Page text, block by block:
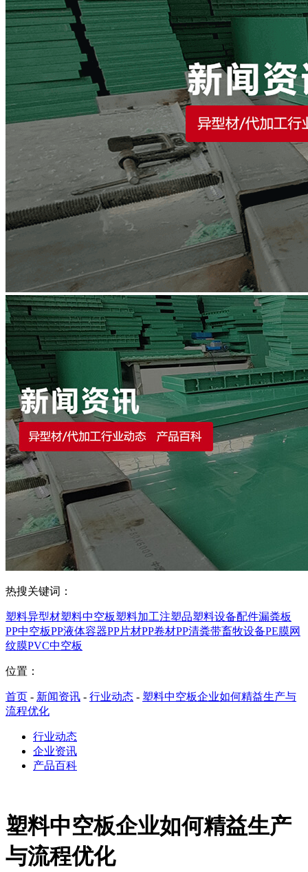
热搜关键词：
塑料异型材塑料中空板塑料加工注塑品塑料设备配件漏粪板
PP中空板PP液体容器PP片材PP卷材PP清粪带畜牧设备PE膜网
纹膜PVC中空板
位置：
首页 - 新闻资讯 - 行业动态 - 塑料中空板企业如何精益生产与
流程优化
行业动态
企业资讯
产品百科
塑料中空板企业如何精益生产
与流程优化